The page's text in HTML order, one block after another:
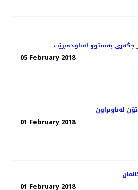
جگه‌ری به‌ستوو له‌ناوده‌برێت
05 February 2018
01 February 2018
01 February 2018